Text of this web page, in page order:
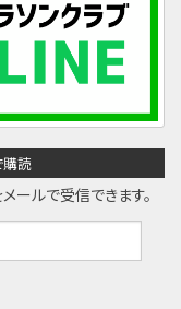
購読
ールで受信できます。